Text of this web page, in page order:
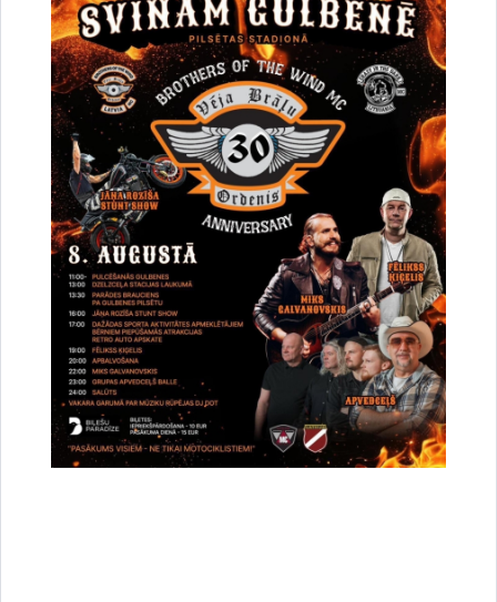
Par satiksmes organizāciju Brīvības un
Dzelzceļa ielas pārbūves darbu laikā Gulbenē
30.07.2026. Projekti
Sabiedrība
Satiksmes ierobežojumi